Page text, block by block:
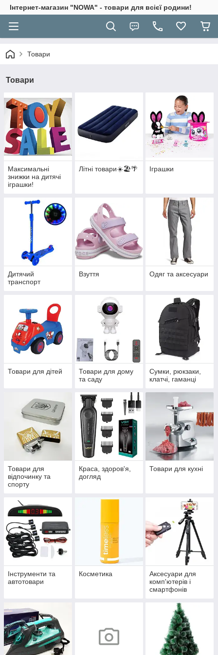
Інтернет-магазин "NOWA" - товари для всієї родини!
Товари
Товари
Максимальні
знижки на дитячі
іграшки!
Літні товари☀️🏖️🌴 Іграшки
Дитячий
транспорт
Взуття Одяг та аксесуари
Товари для дітей
Товари для дому
та саду
Сумки, рюкзаки,
клатчі, гаманці
Товари для
відпочинку та
спорту
Краса, здоров'я,
догляд
Товари для кухні
Інструменти та
автотовари
Косметика
Аксесуари для
комп'ютерів і
смартфонів